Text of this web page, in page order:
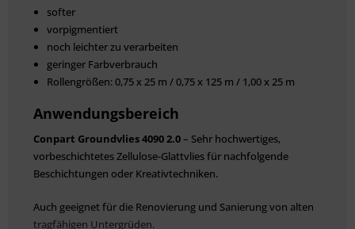
softer
vorpigmentiert
noch leichter zu verarbeiten
geringer Farbverbrauch
Rollengrößen: 0,75 x 25 m / 0,75 x 125 m / 1,00 x 25 m
Anwendungsbereich
Conpart Groundvlies 4090 2.0– Sehr hochwertiges,
vorbeschichtetes Zellulose-Glattvlies für nachfolgende
Beschichtungen oder Kreativtechniken.
Auch geeignet für die Renovierung und Sanierung von alten
tragfähigen Untergrüden.